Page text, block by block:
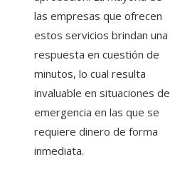
las empresas que ofrecen
estos servicios brindan una
respuesta en cuestión de
minutos, lo cual resulta
invaluable en situaciones de
emergencia en las que se
requiere dinero de forma
inmediata.